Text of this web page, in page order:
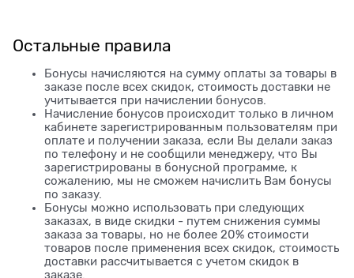
Остальные правила
Бонусы начисляются на сумму оплаты за товары в
заказе после всех скидок, стоимость доставки не
учитывается при начислении бонусов.
Начисление бонусов происходит только в личном
кабинете зарегистрированным пользователям при
оплате и получении заказа, если Вы делали заказ
по телефону и не сообщили менеджеру, что Вы
зарегистрированы в бонусной программе, к
сожалению, мы не сможем начислить Вам бонусы
по заказу.
Бонусы можно использовать при следующих
заказах, в виде скидки - путем снижения суммы
заказа за товары, но не более 20% стоимости
товаров после применения всех скидок, стоимость
доставки рассчитывается с учетом скидок в
заказе.